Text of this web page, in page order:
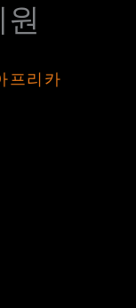
프리카